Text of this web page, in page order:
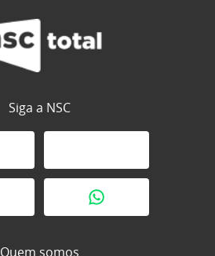
Siga a NSC
Quem somos